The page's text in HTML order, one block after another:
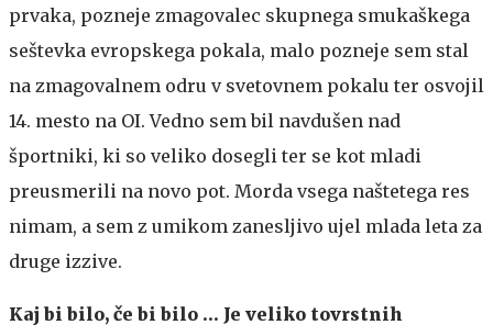
prvaka, pozneje zmagovalec skupnega smukaškega
seštevka evropskega pokala, malo pozneje sem stal
na zmagovalnem odru v svetovnem pokalu ter osvojil
14. mesto na OI. Vedno sem bil navdušen nad
športniki, ki so veliko dosegli ter se kot mladi
preusmerili na novo pot. Morda vsega naštetega res
nimam, a sem z umikom zanesljivo ujel mlada leta za
druge izzive.
Kaj bi bilo, če bi bilo … Je veliko tovrstnih